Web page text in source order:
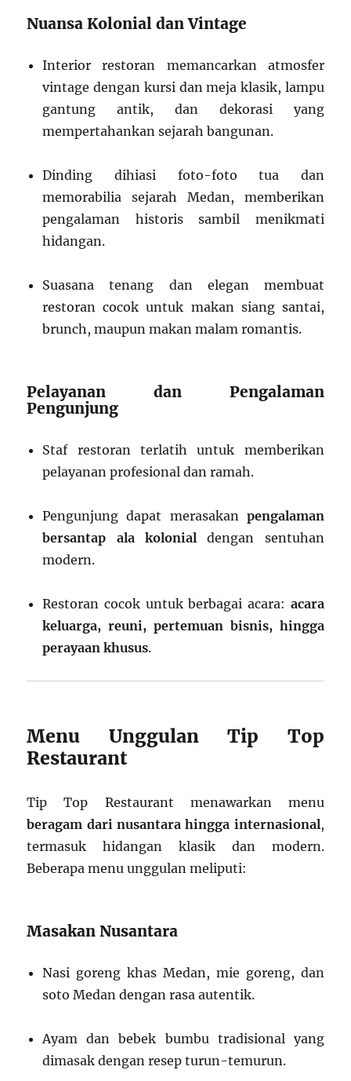
Nuansa Kolonial dan Vintage
Interior restoran memancarkan atmosfer
vintage dengan kursi dan meja klasik, lampu
gantung antik, dan dekorasi yang
mempertahankan sejarah bangunan.
Dinding dihiasi foto-foto tua dan
memorabilia sejarah Medan, memberikan
pengalaman historis sambil menikmati
hidangan.
Suasana tenang dan elegan membuat
restoran cocok untuk makan siang santai,
brunch, maupun makan malam romantis.
Pelayanan dan Pengalaman
Pengunjung
Staf restoran terlatih untuk memberikan
pelayanan profesional dan ramah.
Pengunjung dapat merasakan pengalaman
bersantap ala kolonial dengan sentuhan
modern.
Restoran cocok untuk berbagai acara: acara
keluarga, reuni, pertemuan bisnis, hingga
perayaan khusus.
Menu Unggulan Tip Top
Restaurant
Tip Top Restaurant menawarkan menu
beragam dari nusantara hingga internasional,
termasuk hidangan klasik dan modern.
Beberapa menu unggulan meliputi:
Masakan Nusantara
Nasi goreng khas Medan, mie goreng, dan
soto Medan dengan rasa autentik.
Ayam dan bebek bumbu tradisional yang
dimasak dengan resep turun-temurun.